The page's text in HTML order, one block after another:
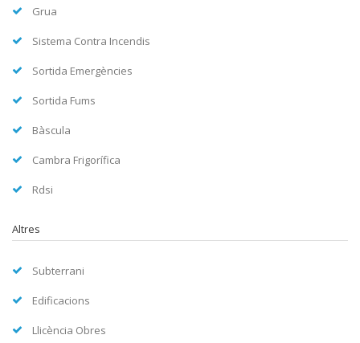
Grua
Sistema Contra Incendis
Sortida Emergències
Sortida Fums
Bàscula
Cambra Frigorífica
Rdsi
Altres
Subterrani
Edificacions
Llicència Obres